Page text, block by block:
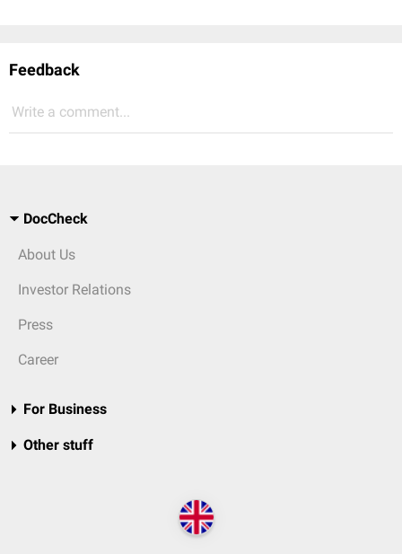
Feedback
Write a comment...
DocCheck
About Us
Investor Relations
Press
Career
For Business
Other stuff